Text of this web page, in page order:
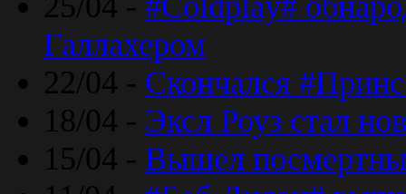
Галлахером
22/04 - Скончался
18/04 - Эксл Роуз стал
15/04 - Вышел